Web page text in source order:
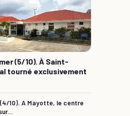
(5/10). À Saint-
tourné exclusivement
10). A Mayotte, le centre